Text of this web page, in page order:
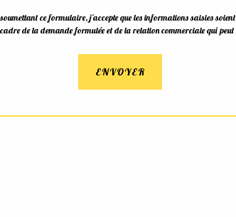
ce formulaire, j'accepte que les informations saisies soient
de la demande formulée et de la relation commerciale qui peut